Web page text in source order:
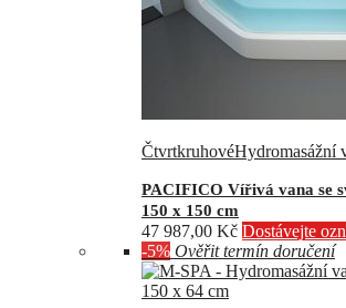
ČtvrtkruhovéHydromasážní
PACIFICO Vířivá vana se
150 x 150 cm
47 987,00 Kč Dostávejte
-5% Ověřit termín doručení